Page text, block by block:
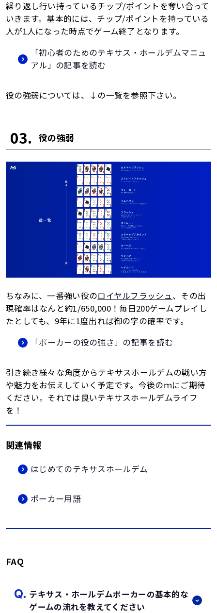
繰り返し行い持っているチップ/ポイントを奪い合って
いきます。基本的には、チップ/ポイントを持っている
人が1人になった時点でゲーム終了となります。
「初心者のためのテキサス・ホールデムマニュ
アル」の記事を読む
役の強弱については、↓の一覧を参照下さい。
03. 役の強弱
ちなみに、一番強い役のロイヤルフラッシュ、その出
現確率はなんと約1/650,000！毎日200ゲームプレイし
たとしても、9年に1度出れば御の字の確率です。
「ポーカーの役の強さ」の記事を読む
引き続き様々な角度からテキサスホールデムの戦い方
や魅力をお伝えしていく予定です。今後のｍにご期待
ください。それでは良いテキサスホールデムライフ
を！
関連情報
はじめてのテキサスホールデム
ポーカー用語
FAQ
テキサス・ホールデムポーカーの基本的な
ゲームの流れを教えてください